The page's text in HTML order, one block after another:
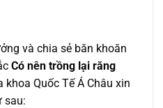
và chia sẻ băn khoăn
Có nên trồng lại răng
khoa Quốc Tế Á Châu xin
sau: